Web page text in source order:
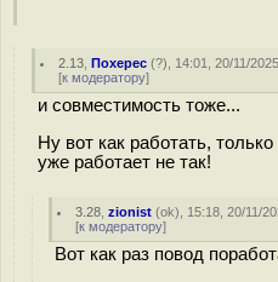
2.13 ,Похерес (?), 14:01, 20/11/
[к модератору]
и совместимость тоже...
Ну вот как работать,
уже работает не так!
3.28 ,zionist (ok), 15:18, 20/11/
[к модератору]
Вот как раз повод